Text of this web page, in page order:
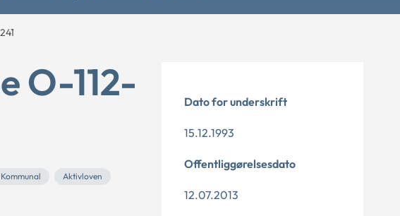
O-112-
Kommunal
Aktivloven
Dato for underskrift
15.12.1993
Offentliggørelsesdato
12.07.2013